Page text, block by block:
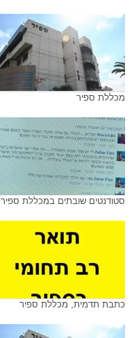
מכללת ספיר
סטודנטים שובתים במכללת ספיר
כתבת תדמית, מכללת ספיר